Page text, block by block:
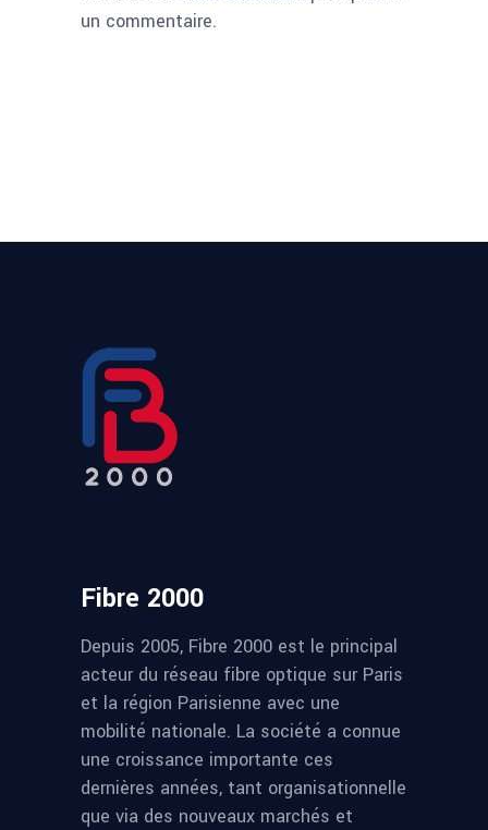
un commentaire.
Fibre 2000
Depuis 2005, Fibre 2000 est le principal
acteur du réseau fibre optique sur Paris
et la région Parisienne avec une
mobilité nationale. La société a connue
une croissance importante ces
dernières années, tant organisationnelle
que via des nouveaux marchés et